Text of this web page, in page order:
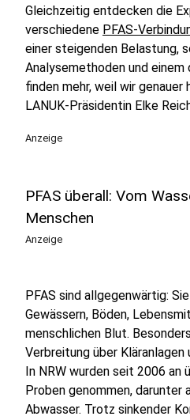
Gleichzeitig entdecken die
verschiedene PFAS-
einer steigenden Belastung,
Analysemethoden und
finden mehr, weil wir genauer
LANUK-Präsidentin Elke
Anzeige
PFAS überall: Vom
Menschen
Anzeige
PFAS sind allgegenwärtig:
Gewässern, Böden,
menschlichen Blut.
Verbreitung über
In NRW wurden seit 2006 an
Proben genommen, darunter
Abwasser. Trotz sinkender